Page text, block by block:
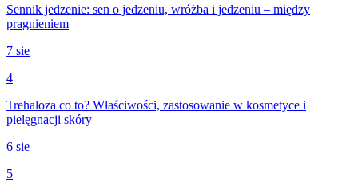
Sennik jedzenie: sen o jedzeniu, wróżba i jedzeniu – między
pragnieniem
7 sie
4
Trehaloza co to? Właściwości, zastosowanie w kosmetyce i
pielęgnacji skóry
6 sie
5